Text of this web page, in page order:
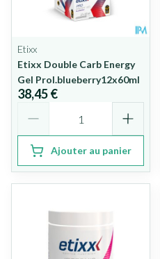
Etixx
Etixx Double Carb Energy
Gel Prol.blueberry12x60ml
38,45 €
Ajouter au panier